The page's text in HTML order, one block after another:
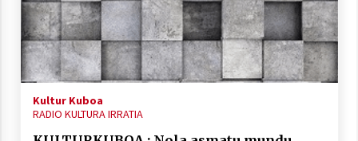
Kultur Kuboa
RADIO KULTURA IRRATIA